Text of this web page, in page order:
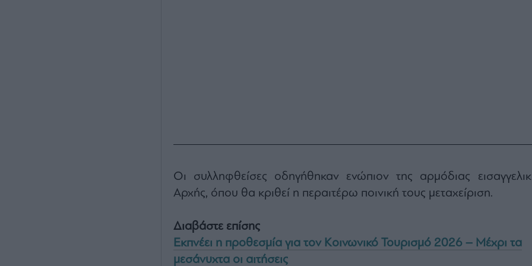
Οι συλληφθείσες οδηγήθηκαν ενώπιον της αρμόδιας
Αρχής, όπου θα κριθεί η περαιτέρω ποινική τους μεταχείριση.
Διαβάστε επίσης
Εκπνέει η προθεσμία για τον Κοινωνικό Τουρισμό 2026 – Μέχρι τα
μεσάνυχτα οι αιτήσεις